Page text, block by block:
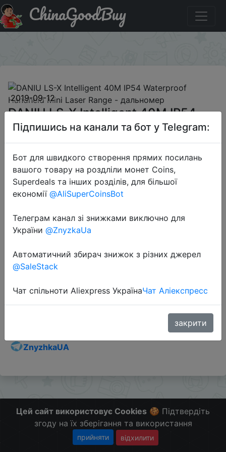
Купити по знижці BGLSX DANIU LS-X Intelligent 40M IP54
Waterproof Handheld Mini Laser Range - дальномер
ChinaGoodBuy
2019-09-12
DANIU LS-X Intelligent 40M IP54
Waterproof Handheld Mini Laser
Range - дальномер
$11.99
Промокод: "BGLSX"
Слідкуйте за знижками на мобільному, в телеграм
ZnyzhkaUA
Цей сайт використовує Cookies 🍪 Підтвердіть
згоду на їх зберігання та використання
прийняти відхилити
Підпишись на канали та бот у Telegram:
Бот для швидкого створення прямих посилань
вашого товару на роздліли монет Coins,
Superdeals та інших розділів, для більшої
економії @AliSuperCoinsBot
Телеграм канал зі знижками виключно для
України @ZnyzkaUa
Автоматичний збирач знижок з різних джерел
@SaleStack
Чат спільноти Aliexpress УкраїнаЧат Аліекспресс
закрити